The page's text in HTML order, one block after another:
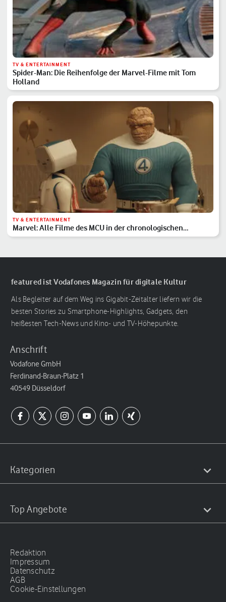
TV & ENTERTAINMENT
Spider-Man: Die Reihenfolge der Marvel-Filme mit Tom
Holland
TV & ENTERTAINMENT
Marvel: Alle Filme des MCU in der chronologischen
Reihenfolge
featured ist Vodafones Magazin für digitale Kultur
Als Begleiter auf dem Weg ins Gigabit-Zeitalter liefern wir die
besten Stories zu Smartphone-Highlights, Gadgets, den
heißesten Tech-News und Kino- und TV-Höhepunkte.
Anschrift
Vodafone GmbH
Ferdinand-Braun-Platz 1
40549 Düsseldorf
Kategorien
Top Angebote
Redaktion
Impressum
Datenschutz
AGB
Cookie-Einstellungen